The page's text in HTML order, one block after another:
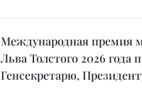
Международная премия
Льва Толстого 2026 года
Генсекретарю,